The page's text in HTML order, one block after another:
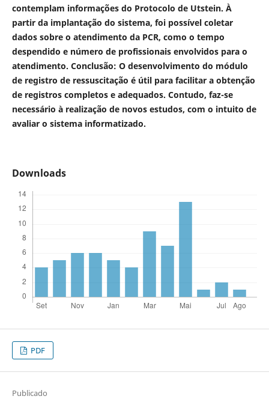
contemplam informações do Protocolo de Utstein. À
partir da implantação do sistema, foi possível coletar
dados sobre o atendimento da PCR, como o tempo
despendido e número de profissionais envolvidos para o
atendimento. Conclusão: O desenvolvimento do módulo
de registro de ressuscitação é útil para facilitar a obtenção
de registros completos e adequados. Contudo, faz-se
necessário à realização de novos estudos, com o intuito de
avaliar o sistema informatizado.
Downloads
PDF
Publicado